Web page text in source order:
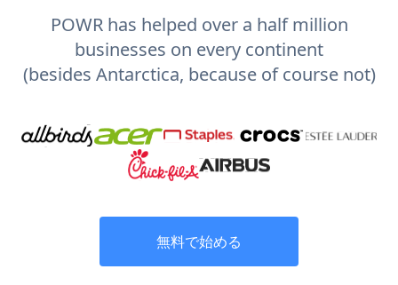
POWR has helped over a half million
businesses on every continent
(besides Antarctica, because of course not)
無料で始める